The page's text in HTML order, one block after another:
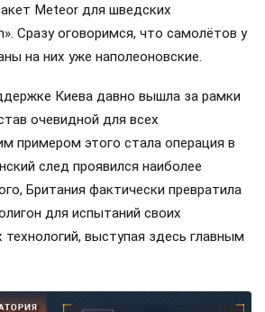
Meteor для шведских
Сразу оговоримся, что самолётов у
на них уже наполеоновские.
Киева давно вышла за рамки
очевидной для всех
примером этого стала операция в
след проявился наиболее
Британия фактически превратила
для испытаний своих
выступая здесь главным